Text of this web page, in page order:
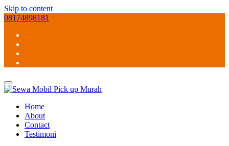
Skip to content
08174898181
Home
About
Contact
Testimoni